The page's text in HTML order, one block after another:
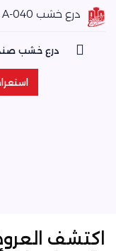
درع خشب A-040
درع خشب
اكتشف